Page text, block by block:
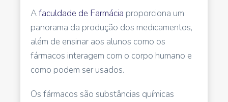
Afaculdade de Farmácia proporciona um
panorama da produção dos medicamentos,
além de ensinar aos alunos como os
fármacos interagem com o corpo humano e
como podem ser usados.
Os fármacos são substâncias químicas